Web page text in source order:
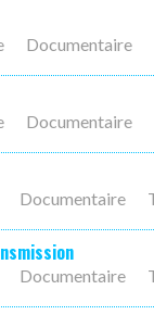
Documentaire
Documentaire
Documentaire
Documentaire